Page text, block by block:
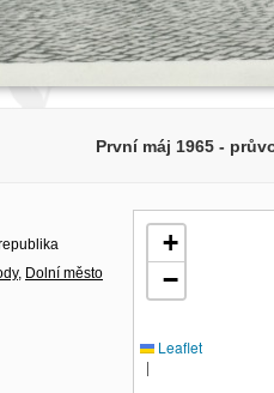
První máj 1965 -
, Dolní město
+
−
Leaflet
|